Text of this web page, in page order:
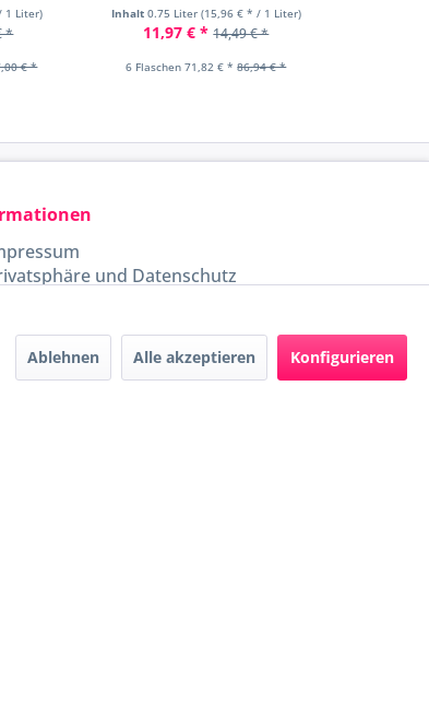
1 Liter)
*
€ *
Inhalt 0.75 Liter (15,96 € * / 1 Liter)
11,97 € * 14,49 € *
6 Flaschen 71,82 € * 86,94 € *
und Datenschutz
Ablehnen Alle akzeptieren Konfigurieren